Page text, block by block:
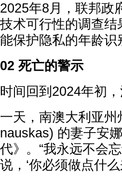
2025年8月，联邦政
技术可行性的调查
能保护隐私的年龄识
02 死亡的警示
时间回到2024年初
一天，南澳大利亚州
nauskas) 的妻子安
代》。“我永远不会
说，‘你必须做点什